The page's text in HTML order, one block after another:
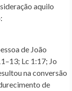
aquilo
de João
Lc 1:17; Jo
na conversão
de